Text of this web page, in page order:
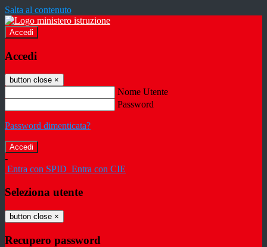
Salta al contenuto
Accedi
Accedi
button close ×
Nome Utente
Password
Password dimenticata?
-
Entra con SPID Entra con CIE
Seleziona utente
button close ×
Recupero password